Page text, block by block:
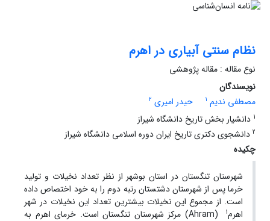
نظام سنتی آبیاری در اهرم
نوع مقاله : مقاله پژوهشی
نویسندگان
مصطفی ندیم 1 حیدر امیری 2
1 دانشیار بخش تاریخ دانشگاه شیراز
2 دانشجوی دکتری تاریخ ایران دوره اسلامی دانشگاه شیراز
چکیده
شهرستان تنگستان در استان بوشهر از نظر تعداد نخیلات و تولید
خرما پس از شهرستان دشتستان رتبه دوم را به خود اختصاص داده
است. از مجموع این نخیلات بیشترین تعداد این نخیلات در شهر
اهرم1
(Ahram) مرکز شهرستان تنگستان است. خرمای اهرم به